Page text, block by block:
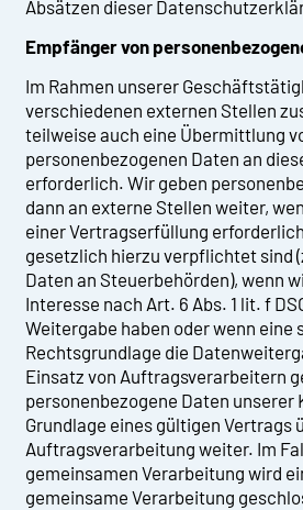
Absätzen dieser
Empfänger von
Im Rahmen unserer
verschiedenen externen Stellen
teilweise auch eine Übermittlung
personenbezogenen Daten an
erforderlich. Wir geben
dann an externe Stellen weiter,
einer Vertragserfüllung
gesetzlich hierzu verpflichtet sind
Daten an Steuerbehörden), wenn
Interesse nach Art. 6 Abs. 1 lit. f
Weitergabe haben oder wenn eine
Rechtsgrundlage die
Einsatz von Auftragsverarbeitern
personenbezogene Daten unserer
Grundlage eines gültigen Vertrags
Auftragsverarbeitung weiter. Im
gemeinsamen Verarbeitung wird
gemeinsame Verarbeitung